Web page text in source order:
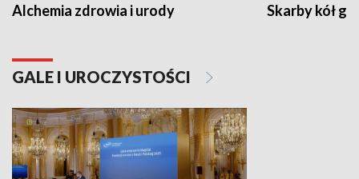
Alchemia zdrowia i urody Skarby kół
GALE I UROCZYSTOŚCI